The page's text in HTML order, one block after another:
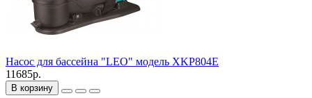
Насос для бассейна "LEO" модель XKP804E
11685р.
В корзину